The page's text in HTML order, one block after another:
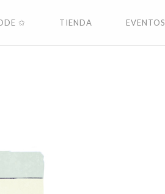
✩ TIENDA EVENTOS